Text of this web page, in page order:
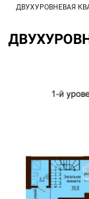
ДВУХУРОВНЕВАЯ